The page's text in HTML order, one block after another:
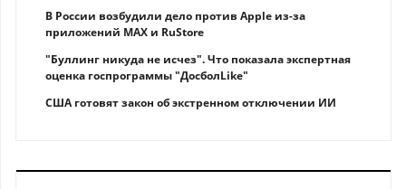
В России возбудили дело против Apple из-за
приложений MAX и RuStore
"Буллинг никуда не исчез". Что показала экспертная
оценка госпрограммы "ДосболLike"
США готовят закон об экстренном отключении ИИ